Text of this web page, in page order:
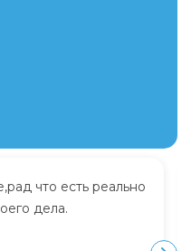
что есть реально
дела.